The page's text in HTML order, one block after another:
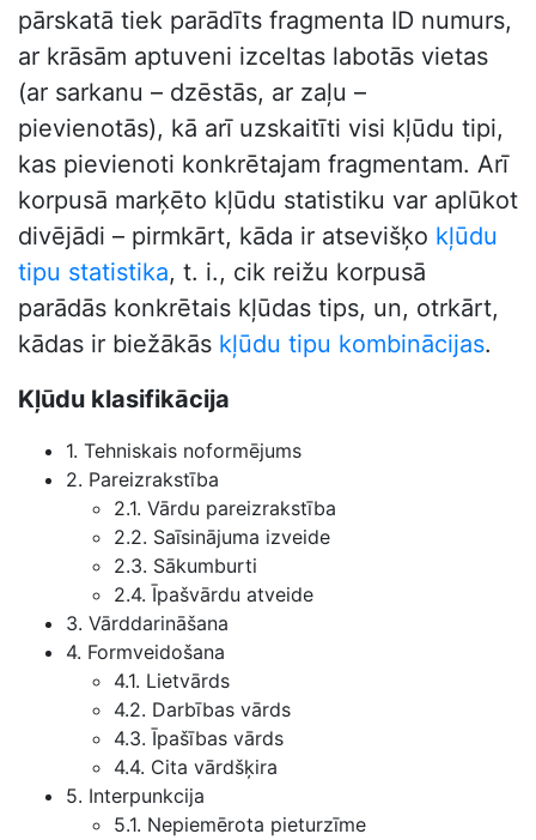
pārskatā tiek parādīts fragmenta ID numurs,
ar krāsām aptuveni izceltas labotās vietas
(ar sarkanu – dzēstās, ar zaļu –
pievienotās), kā arī uzskaitīti visi kļūdu tipi,
kas pievienoti konkrētajam fragmentam. Arī
korpusā marķēto kļūdu statistiku var aplūkot
divējādi – pirmkārt, kāda ir atsevišķo kļūdu
tipu statistika, t. i., cik reižu korpusā
parādās konkrētais kļūdas tips, un, otrkārt,
kādas ir biežākās kļūdu tipu kombinācijas.
Kļūdu klasifikācija
1. Tehniskais noformējums
2. Pareizrakstība
2.1. Vārdu pareizrakstība
2.2. Saīsinājuma izveide
2.3. Sākumburti
2.4. Īpašvārdu atveide
3. Vārddarināšana
4. Formveidošana
4.1. Lietvārds
4.2. Darbības vārds
4.3. Īpašības vārds
4.4. Cita vārdšķira
5. Interpunkcija
5.1. Nepiemērota pieturzīme